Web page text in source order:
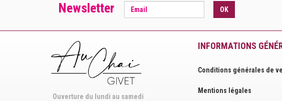
Newsletter OK
Ouverture du lundi au samedi
INFORMATIONS
Conditions générales de
Mentions légales